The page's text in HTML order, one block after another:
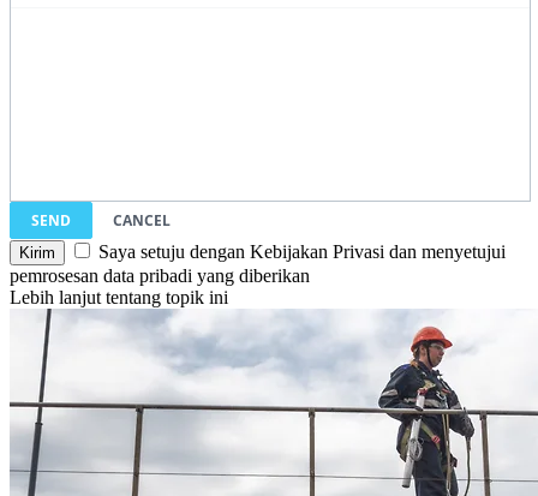
SEND
CANCEL
Saya setuju dengan Kebijakan Privasi dan menyetujui
pemrosesan data pribadi yang diberikan
Lebih lanjut tentang topik ini